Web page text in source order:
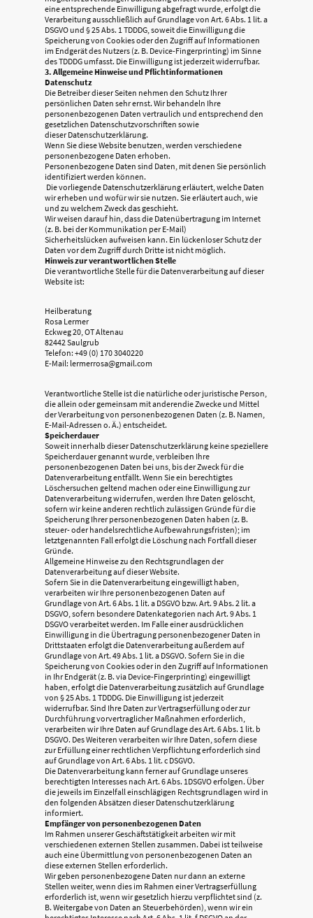
eine entsprechende Einwilligung abgefragt wurde, erfolgt die
Verarbeitung ausschließlich auf Grundlage von Art. 6 Abs. 1 lit. a
DSGVO und § 25 Abs. 1 TDDDG, soweit die Einwilligung die
Speicherung von Cookies oder den Zugriff auf Informationen
im Endgerät des Nutzers (z. B. Device-Fingerprinting) im Sinne
des TDDDG umfasst. Die Einwilligung ist jederzeit widerrufbar.
3. Allgemeine Hinweise und Pflichtinformationen
Datenschutz
Die Betreiber dieser Seiten nehmen den Schutz Ihrer
persönlichen Daten sehr ernst. Wir behandeln Ihre
personenbezogenen Daten vertraulich und entsprechend den
gesetzlichen Datenschutzvorschriften sowie
dieser Datenschutzerklärung.
Wenn Sie diese Website benutzen, werden verschiedene
personenbezogene Daten erhoben.
Personenbezogene Daten sind Daten, mit denen Sie persönlich
identifiziert werden können.
Die vorliegende Datenschutzerklärung erläutert, welche Daten
wir erheben und wofür wir sie nutzen. Sie erläutert auch, wie
und zu welchem Zweck das geschieht.
Wir weisen darauf hin, dass die Datenübertragung im Internet
(z. B. bei der Kommunikation per E-Mail)
Sicherheitslücken aufweisen kann. Ein lückenloser Schutz der
Daten vor dem Zugriff durch Dritte ist nicht möglich.
Hinweis zur verantwortlichen Stelle
Die verantwortliche Stelle für die Datenverarbeitung auf dieser
Website ist:
Heilberatung
Rosa Lermer
Eckweg 20, OT Altenau
82442 Saulgrub
Telefon: +49 (0) 170 3040220
E-Mail: lermerrosa@gmail.com
Verantwortliche Stelle ist die natürliche oder juristische Person,
die allein oder gemeinsam mit anderendie Zwecke und Mittel
der Verarbeitung von personenbezogenen Daten (z. B. Namen,
E-Mail-Adressen o. Ä.) entscheidet.
Speicherdauer
Soweit innerhalb dieser Datenschutzerklärung keine speziellere
Speicherdauer genannt wurde, verbleiben Ihre
personenbezogenen Daten bei uns, bis der Zweck für die
Datenverarbeitung entfällt. Wenn Sie ein berechtigtes
Löschersuchen geltend machen oder eine Einwilligung zur
Datenverarbeitung widerrufen, werden Ihre Daten gelöscht,
sofern wir keine anderen rechtlich zulässigen Gründe für die
Speicherung Ihrer personenbezogenen Daten haben (z. B.
steuer- oder handelsrechtliche Aufbewahrungsfristen); im
letztgenannten Fall erfolgt die Löschung nach Fortfall dieser
Gründe.
Allgemeine Hinweise zu den Rechtsgrundlagen der
Datenverarbeitung auf dieser Website.
Sofern Sie in die Datenverarbeitung eingewilligt haben,
verarbeiten wir Ihre personenbezogenen Daten auf
Grundlage von Art. 6 Abs. 1 lit. a DSGVO bzw. Art. 9 Abs. 2 lit. a
DSGVO, sofern besondere Datenkategorien nach Art. 9 Abs. 1
DSGVO verarbeitet werden. Im Falle einer ausdrücklichen
Einwilligung in die Übertragung personenbezogener Daten in
Drittstaaten erfolgt die Datenverarbeitung außerdem auf
Grundlage von Art. 49 Abs. 1 lit. a DSGVO. Sofern Sie in die
Speicherung von Cookies oder in den Zugriff auf Informationen
in Ihr Endgerät (z. B. via Device-Fingerprinting) eingewilligt
haben, erfolgt die Datenverarbeitung zusätzlich auf Grundlage
von § 25 Abs. 1 TDDDG. Die Einwilligung ist jederzeit
widerrufbar. Sind Ihre Daten zur Vertragserfüllung oder zur
Durchführung vorvertraglicher Maßnahmen erforderlich,
verarbeiten wir Ihre Daten auf Grundlage des Art. 6 Abs. 1 lit. b
DSGVO. Des Weiteren verarbeiten wir Ihre Daten, sofern diese
zur Erfüllung einer rechtlichen Verpflichtung erforderlich sind
auf Grundlage von Art. 6 Abs. 1 lit. c DSGVO.
Die Datenverarbeitung kann ferner auf Grundlage unseres
berechtigten Interesses nach Art. 6 Abs. 1DSGVO erfolgen. Über
die jeweils im Einzelfall einschlägigen Rechtsgrundlagen wird in
den folgenden Absätzen dieser Datenschutzerklärung
informiert.
Empfänger von personenbezogenen Daten
Im Rahmen unserer Geschäftstätigkeit arbeiten wir mit
verschiedenen externen Stellen zusammen. Dabei ist teilweise
auch eine Übermittlung von personenbezogenen Daten an
diese externen Stellen erforderlich.
Wir geben personenbezogene Daten nur dann an externe
Stellen weiter, wenn dies im Rahmen einer Vertragserfüllung
erforderlich ist, wenn wir gesetzlich hierzu verpflichtet sind (z.
B. Weitergabe von Daten an Steuerbehörden), wenn wir ein